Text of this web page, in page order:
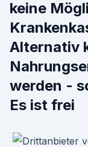
keine
Alternativ
werden -
Es ist frei